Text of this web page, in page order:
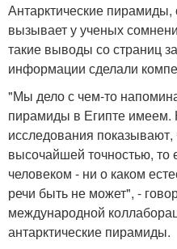
Антарктические
вызывает у ученых
такие выводы со страниц
информации сделали
"Мы дело с чем-то
пирамиды в Египте
исследования
высочайшей точностью, то
человеком - ни о каком
речи быть не может", -
международной
антарктические пирамиды.